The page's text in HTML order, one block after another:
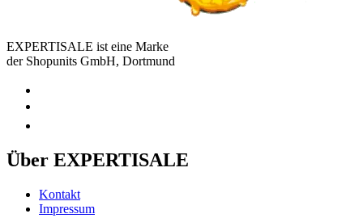
EXPERTISALE ist eine Marke
der Shopunits GmbH, Dortmund
Über EXPERTISALE
Kontakt
Impressum